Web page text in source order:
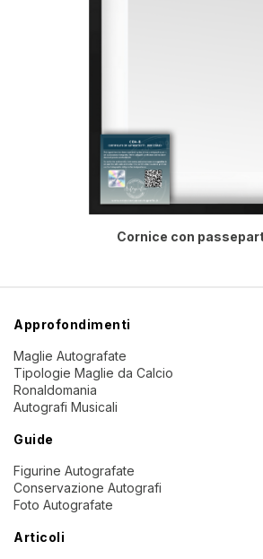
Cornice con
Approfondimenti
Maglie Autografate
Tipologie Maglie da Calcio
Ronaldomania
Autografi Musicali
Guide
Figurine Autografate
Conservazione Autografi
Foto Autografate
Articoli